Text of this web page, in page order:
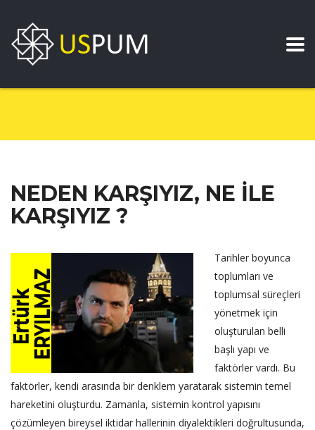
NEDEN KARŞIYIZ, NE İLE
KARŞIYIZ ?
Tarihler boyunca
toplumları ve
toplumsal süreçleri
yönetmek için
oluşturulan belli
başlı yapı ve
faktörler vardı. Bu
faktörler, kendi arasında bir denklem yaratarak sistemin temel
hareketini oluşturdu. Zamanla, sistemin kontrol yapısını
çözümleyen bireysel iktidar hallerinin diyalektikleri doğrultusunda,